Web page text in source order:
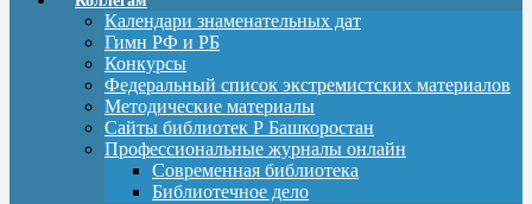
Календари знаменательных дат
Гимн РФ и РБ
Конкурсы
Федеральный список экстремистских материалов
Методические материалы
Сайты библиотек Р Башкоростан
Профессиональные журналы онлайн
Современная библиотека
Библиотечное дело